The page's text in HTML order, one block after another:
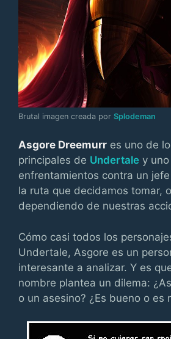
Brutal imagen creada por Splodeman
Asgore Dreemurr es uno de
principales de Undertale y
enfrentamientos contra un
la ruta que decidamos tomar,
dependiendo de nuestras
Cómo casi todos los
Undertale, Asgore es un
interesante a analizar. Y es
nombre plantea un dilema:
o un asesino? ¿Es bueno o es